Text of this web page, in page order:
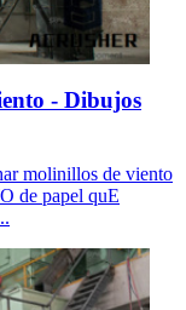
- Dibujos
molinillos de viento
de papel quE